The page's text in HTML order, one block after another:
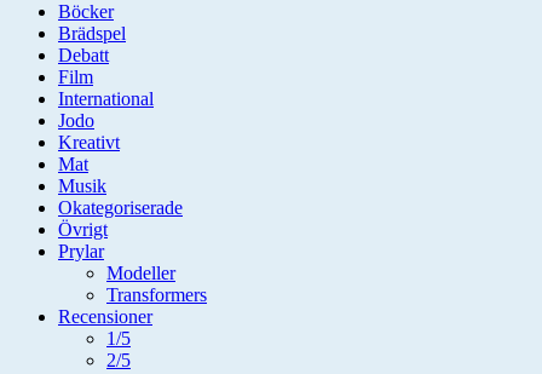
Böcker
Brädspel
Debatt
Film
International
Jodo
Kreativt
Mat
Musik
Okategoriserade
Övrigt
Prylar
Modeller
Transformers
Recensioner
1/5
2/5